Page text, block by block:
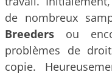
de nombreux
Breeders ou
problèmes de
copie.